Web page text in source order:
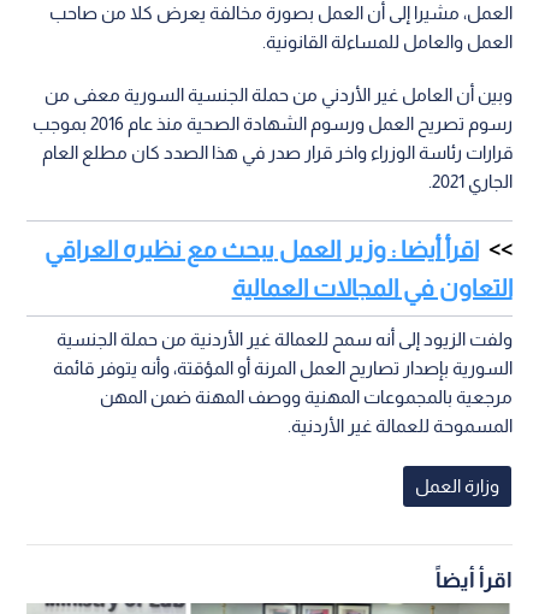
العمل، مشيرا إلى أن العمل بصورة مخالفة يعرض كلا من صاحب
العمل والعامل للمساءلة القانونية.
وبين أن العامل غير الأردني من حملة الجنسية السورية معفى من
رسوم تصريح العمل ورسوم الشهادة الصحية منذ عام 2016 بموجب
قرارات رئاسة الوزراء واخر قرار صدر في هذا الصدد كان مطلع العام
الجاري 2021.
اقرأ أيضا : وزير العمل يبحث مع نظيره العراقي
التعاون في المجالات العمالية
ولفت الزيود إلى أنه سمح للعمالة غير الأردنية من حملة الجنسية
السورية بإصدار تصاريح العمل المرنة أو المؤقتة، وأنه يتوفر قائمة
مرجعية بالمجموعات المهنية ووصف المهنة ضمن المهن
المسموحة للعمالة غير الأردنية.
وزارة العمل
اقرأ أيضاً